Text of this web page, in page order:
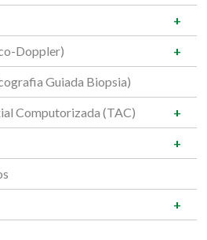
Doppler)
Guiada Biopsia)
Computorizada (TAC)